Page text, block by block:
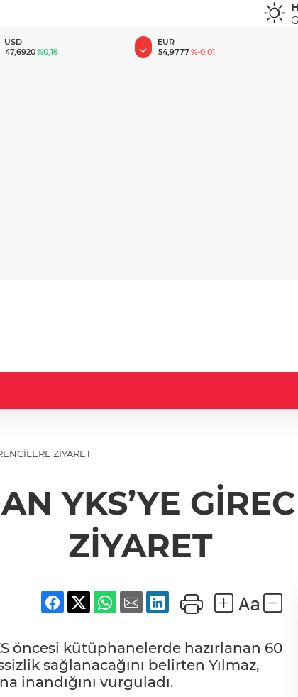
EUR
54,9777%-0,01
GBP
64,1981%0,08
ZİYARET
YKS’YE
ZİYARET
öncesi kütüphanelerde hazırlanan 60
sağlanacağını belirten Yılmaz,
inandığını vurguladı.